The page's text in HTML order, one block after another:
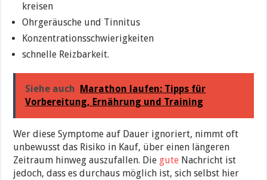
kreisen
Ohrgeräusche und Tinnitus
Konzentrationsschwierigkeiten
schnelle Reizbarkeit.
Siehe auch
Marathon laufen: Tipps für
Vorbereitung, Ernährung und Training
Wer diese Symptome auf Dauer ignoriert, nimmt oft
unbewusst das Risiko in Kauf, über einen längeren
Zeitraum hinweg auszufallen. Die gute Nachricht ist
jedoch, dass es durchaus möglich ist, sich selbst hier